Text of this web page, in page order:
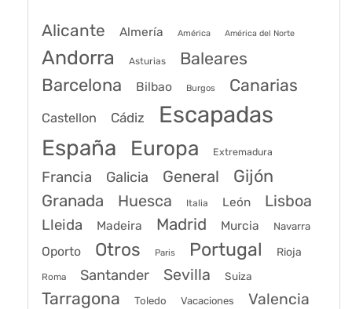
Alicante Almería América América del Norte
Andorra Asturias Baleares
Barcelona Bilbao Burgos Canarias
Castellon Cádiz Escapadas
España Europa Extremadura
Francia Galicia General Gijón
Granada Huesca Italia León Lisboa
Lleida Madeira Madrid Murcia Navarra
Oporto Otros Paris Portugal Rioja
Roma Santander Sevilla Suiza
Tarragona Toledo Vacaciones Valencia